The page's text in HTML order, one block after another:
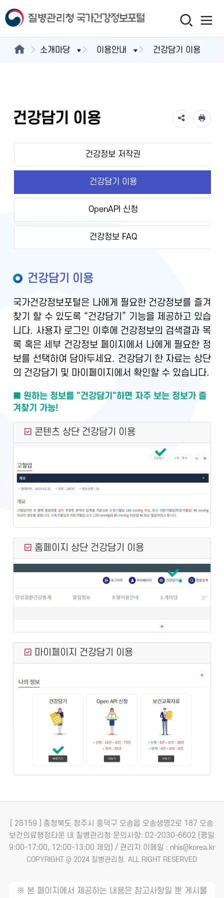
소개마당 이용안내 건강담기 이용
건강담기 이용
건강정보 저작권
건강담기 이용
OpenAPI 신청
건강정보 FAQ
건강담기 이용
국가건강정보포털은 나에게 필요한 건강정보를 즐겨
찾기 할 수 있도록 “건강담기” 기능을 제공하고 있습
니다. 사용자 로그인 이후에 건강정보의 검색결과 목
록 혹은 세부 건강정보 페이지에서 나에게 필요한 정
보를 선택하여 담아두세요. 건강담기 한 자료는 상단
의 건강담기 및 마이페이지에서 확인할 수 있습니다.
■ 원하는 정보를 "건강담기"하면 자주 보는 정보가 즐
겨찾기 가능!
콘텐츠 상단 건강담기 이용
홈페이지 상단 건강담기 이용
마이페이지 건강담기 이용
[ 28159 ] 충청북도 청주시 흥덕구 오송읍 오송생명2로 187 오송
보건의료행정타운 내 질병관리청 문의사항: 02-2030-6602 (평일
9:00-17:00, 12:00-13:00 제외) / 관리자 이메일 : nhis@korea.kr
COPYRIGHT @ 2024 질병관리청. ALL RIGHT RESERVED
※ 본 페이지에서 제공하는 내용은 참고사항일 뿐 게시물